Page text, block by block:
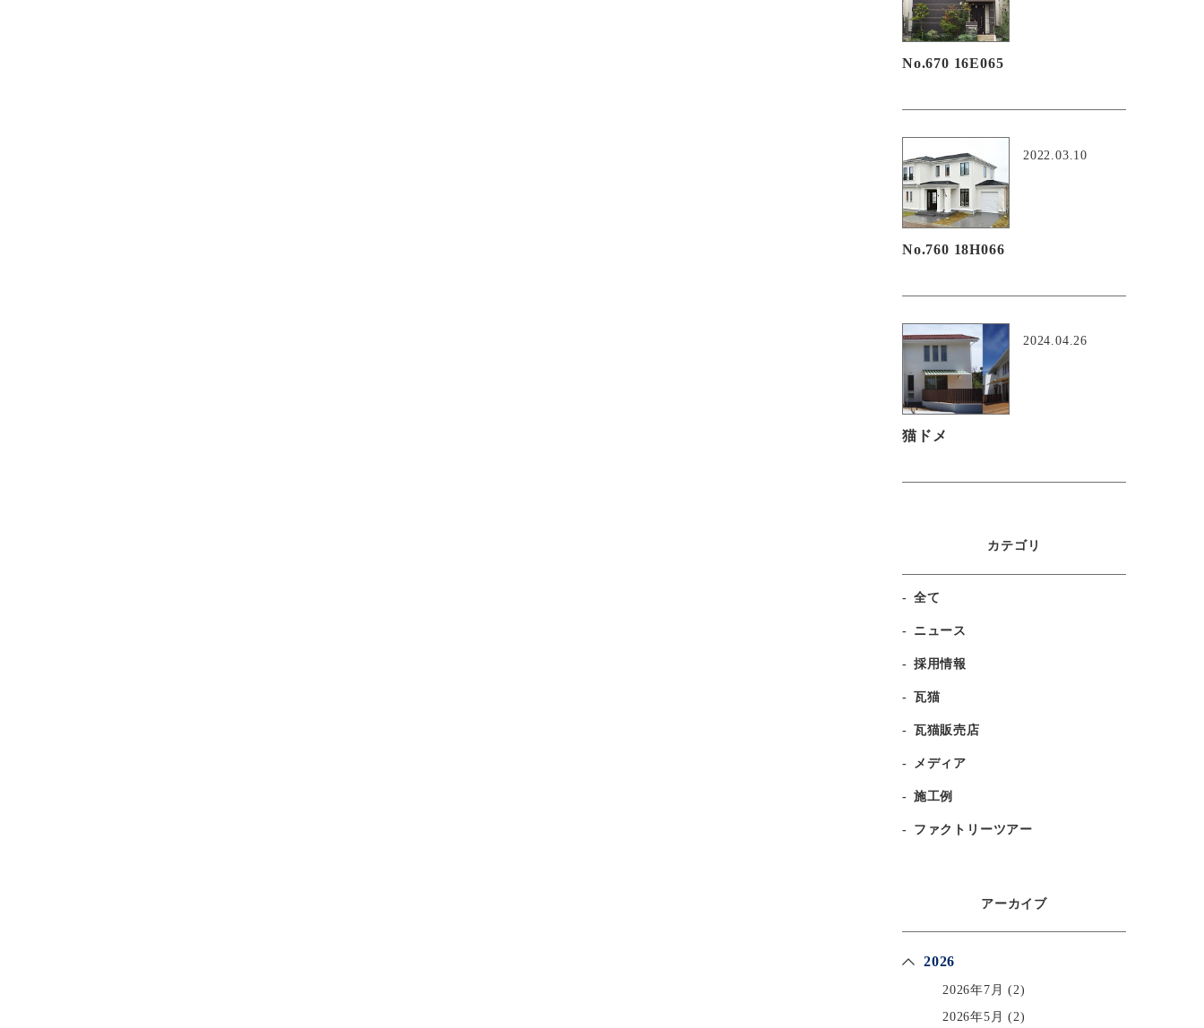
No.670 16E065
2022.03.10
No.760 18H066
2024.04.26
猫ドメ
カテゴリ
全て
ニュース
採用情報
瓦猫
瓦猫販売店
メディア
施工例
ファクトリーツアー
アーカイブ
2026
2026年7月 (2)
2026年5月 (2)